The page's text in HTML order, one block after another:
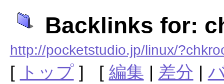
Backlinks for:
http://pocketstudio.jp/linux/
[ トップ] [ 編集 | 差分 |